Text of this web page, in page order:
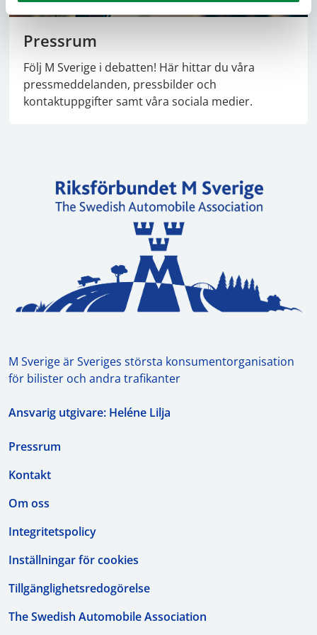
Pressrum
Följ M Sverige i debatten! Här hittar du våra
pressmeddelanden, pressbilder och
kontaktuppgifter samt våra sociala medier.
M Sverige är Sveriges största konsumentorganisation
för bilister och andra trafikanter
Ansvarig utgivare: Heléne Lilja
Pressrum
Kontakt
Om oss
Integritetspolicy
Inställningar för cookies
Tillgänglighetsredogörelse
The Swedish Automobile Association